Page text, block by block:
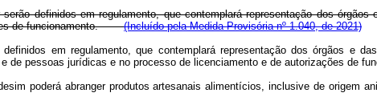
definidos em regulamento, que contemplará representação dos
de funcionamento.(Incluído pela Medida Provisória nº 1.040, de 2021)
em regulamento, que contemplará representação dos órgãos e
de pessoas jurídicas e no processo de licenciamento e de autorizações de
poderá abranger produtos artesanais alimentícios, inclusive de origem